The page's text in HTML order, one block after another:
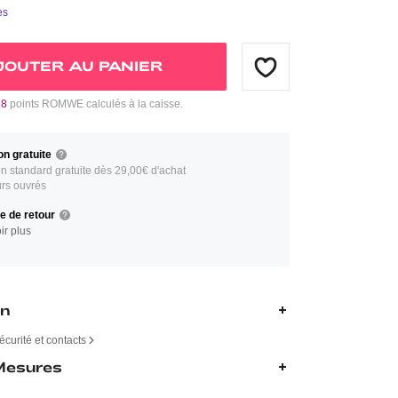
AU PANIER
points ROMWE calculés à la caisse.
gratuite
standard gratuite dès 29,00€ d'achat
ouvrés
de retour
plus
et contacts